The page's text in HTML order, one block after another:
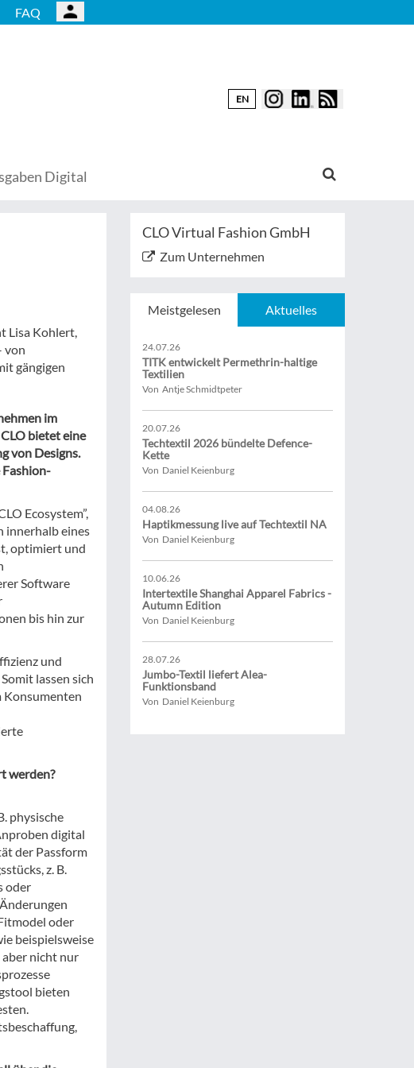
FAQ
EN
Digital
Lisa Kohlert,
von
gängigen
im
bietet eine
von Designs.
Ecosystem”,
innerhalb eines
optimiert und
Software
bis hin zur
und
lassen sich
Konsumenten
werden?
physische
digital
der Passform
z. B.
oder
oder
beispielsweise
nicht nur
bieten
CLO Virtual Fashion GmbH
Zum Unternehmen
Meistgelesen Aktuelles
24.07.26
TITK entwickelt Permethrin-haltige
Textilien
Von Antje Schmidtpeter
20.07.26
Techtextil 2026 bündelte Defence-
Kette
Von Daniel Keienburg
04.08.26
Haptikmessung live auf Techtextil NA
Von Daniel Keienburg
10.06.26
Intertextile Shanghai Apparel Fabrics -
Autumn Edition
Von Daniel Keienburg
28.07.26
Jumbo-Textil liefert Alea-
Funktionsband
Von Daniel Keienburg